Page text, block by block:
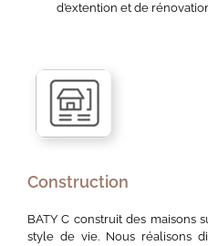
d’extention et de
Construction
BATY C construit des maisons
style de vie. Nous réalisons